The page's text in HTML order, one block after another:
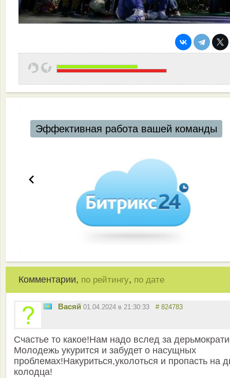
Эффективная работа вашей команды
Комментарии, по рейтингу, по дате
Васяй 01.04.2024 в 21:30:33 # 824783
Счастье то какое!Нам надо вслед за
Молодежь укурится и забудет о насущных
проблемах!Накуриться,уколоться и пропасть на
колодца!